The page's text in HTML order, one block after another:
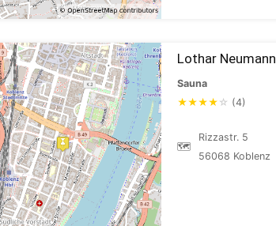
Lothar Neumann
Sauna
★★★★ ☆ (4)
🗺
Rizzastr. 5
56068 Koblenz